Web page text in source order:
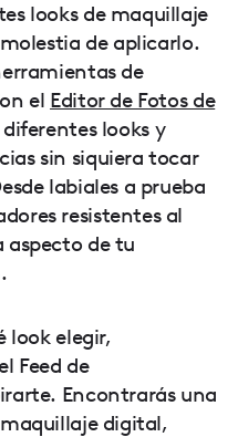
looks de maquillaje
de aplicarlo.
de
el Editor de Fotos de
looks y
sin siquiera tocar
labiales a prueba
resistentes al
aspecto de tu
look elegir,
Feed de
Encontrarás una
digital,